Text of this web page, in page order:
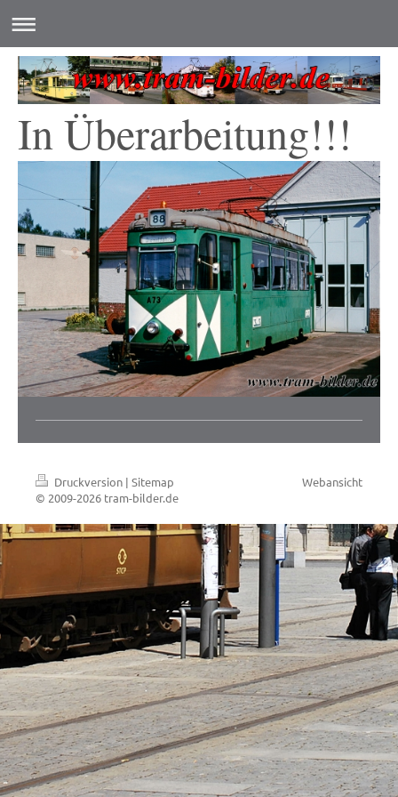
In Überarbeitung!!!
Druckversion | Sitemap
© 2009-2026 tram-bilder.de
Webansicht